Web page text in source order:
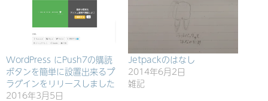
WordPress にPush7の購読
ボタンを簡単に設置出来るプ
ラグインをリリースしました
2016年3月5日
Jetpackのはなし
2014年6月2日
雑記